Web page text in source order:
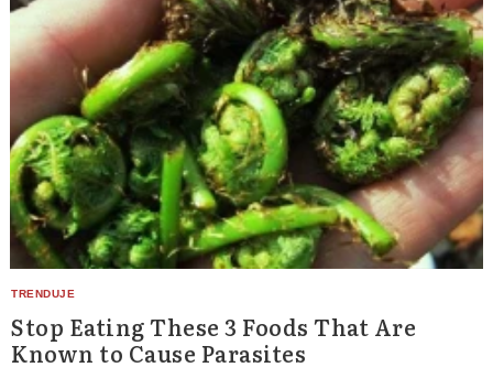
Stop Eating These 3 Foods That Are
Known to Cause Parasites